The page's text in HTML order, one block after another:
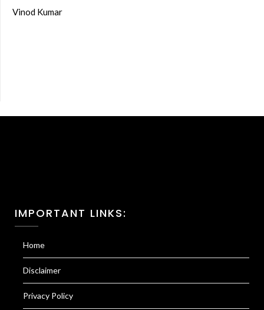
Vinod Kumar
IMPORTANT LINKS:
Home
Disclaimer
Privacy Policy